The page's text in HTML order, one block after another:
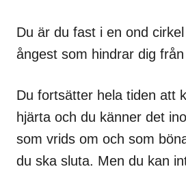
Du är du fast i en ond
ångest som hindrar dig
Du fortsätter hela tiden att
hjärta och du känner det
som vrids om och som
du ska sluta. Men du kan